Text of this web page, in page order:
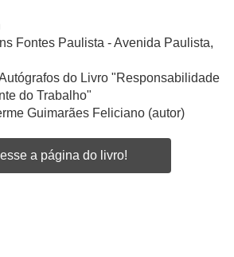
Fontes Paulista - Avenida Paulista,
do Livro "Responsabilidade
do Trabalho"
Guimarães Feliciano (autor)
a página do livro!